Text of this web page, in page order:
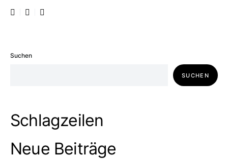
Suchen
SUCHEN
Schlagzeilen
Neue Beiträge